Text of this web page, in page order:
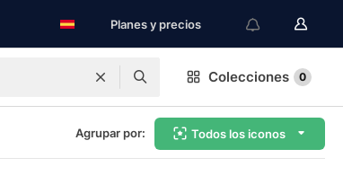
Planes y precios
Colecciones 0
Agrupar por: Todos los iconos